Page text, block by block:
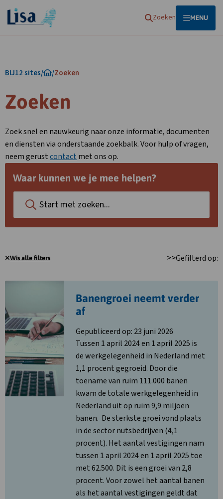
Homepagina Zoeken OPEN
MENU
BIJ12 sites/ /Zoeken
Zoeken
Zoek snel en nauwkeurig naar onze informatie, documenten
en diensten via onderstaande zoekbalk. Voor hulp of vragen,
neem gerustcontact met ons op.
Waar kunnen we je mee helpen?
Wis alle filters >>Gefilterd op:
Banengroei neemt verder
af
Gepubliceerd op: 23 juni 2026
Tussen 1 april 2024 en 1 april 2025 is
de werkgelegenheid in Nederland met
1,1 procent gegroeid. Door die
toename van ruim 111.000 banen
kwam de totale werkgelegenheid in
Nederland uit op ruim 9,9 miljoen
banen. De sterkste groei vond plaats
in de sector nutsbedrijven (4,1
procent). Het aantal vestigingen nam
tussen 1 april 2024 en 1 april 2025 toe
met 62.500. Dit is een groei van 2,8
procent. Voor zowel het aantal banen
als het aantal vestigingen geldt dat
over
Banengroei
neemt
verder
af